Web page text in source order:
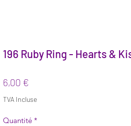
196 Ruby Ring - Hearts &
6,00 €
TVA Incluse
Quantité *